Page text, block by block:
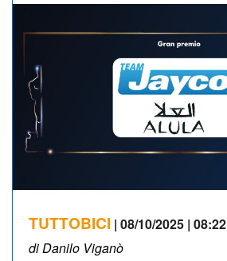
NEWSLETTER
TUTTOBICI | 08/10/2025 | 08:22
di Danilo Viganò